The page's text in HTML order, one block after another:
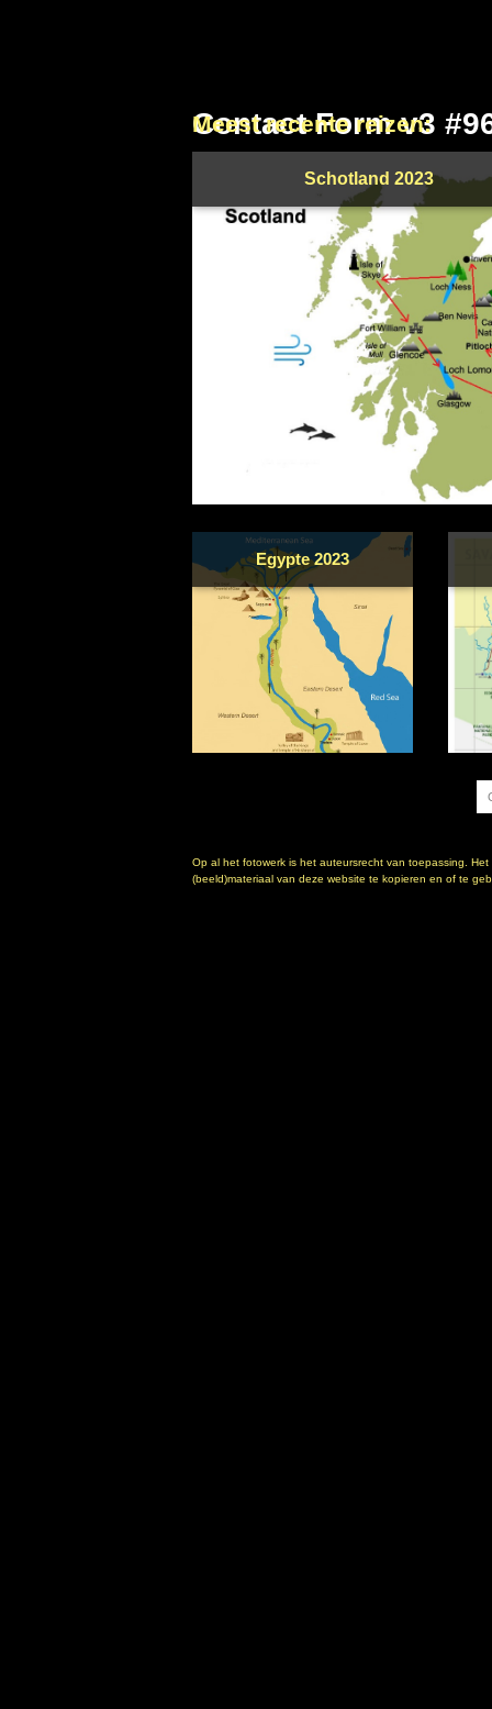
Contact Form v3
Meest recente reizen:
Schotland 2023
Egypte 2023
Op al het fotowerk is het auteursrecht van toepassing.
(beeld)materiaal van deze website te kopieren en of te